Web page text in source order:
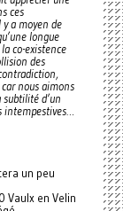
ces
a moyen de
longue
co-existence
des
nous aimons
d’un
intempestives…
un peu
Vaulx en Velin